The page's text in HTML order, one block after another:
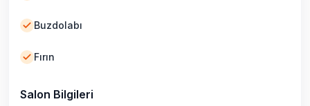
Buzdolabı
Fırın
Salon Bilgileri